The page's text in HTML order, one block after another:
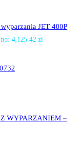
JET 400P
4,125.42 zł
WYPARZANIEM –